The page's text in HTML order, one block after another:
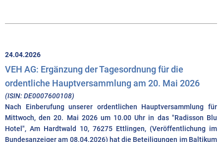
24.04.2026
VEH AG: Ergänzung der Tagesordnung für die
ordentliche Hauptversammlung am 20. Mai 2026
(ISIN: DE0007600108)
Nach Einberufung unserer ordentlichen Hauptversammlung für
Mittwoch, den 20. Mai 2026 um 10.00 Uhr in das "Radisson Blu
Hotel", Am Hardtwald 10, 76275 Ettlingen, (Veröffentlichung im
Bundesanzeiger am 08.04.2026) hat die Beteiligungen im Baltikum